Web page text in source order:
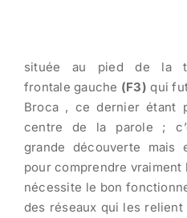
située au pied de la
frontale gauche (F3) qui
Broca , ce dernier étant
centre de la parole ;
grande découverte mais
pour comprendre vraiment
nécessite le bon
des réseaux qui les